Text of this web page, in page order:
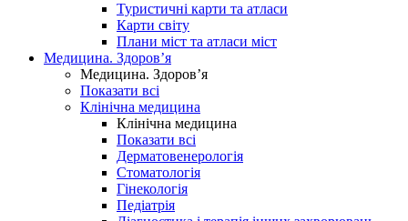
Туристичні карти та атласи
Карти світу
Плани міст та атласи міст
Медицина. Здоров’я
Медицина. Здоров’я
Показати всі
Клінічна медицина
Клінічна медицина
Показати всі
Дерматовенерологія
Стоматологія
Гінекологія
Педіатрія